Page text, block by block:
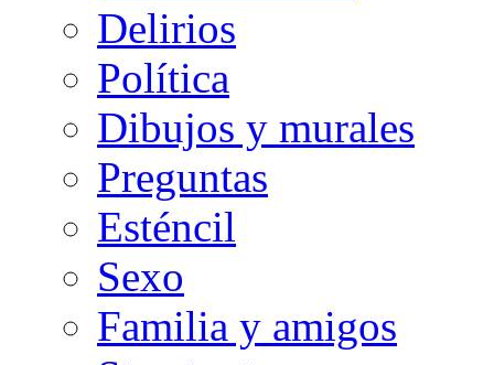
Delirios
Política
Dibujos y murales
Preguntas
Esténcil
Sexo
Familia y amigos